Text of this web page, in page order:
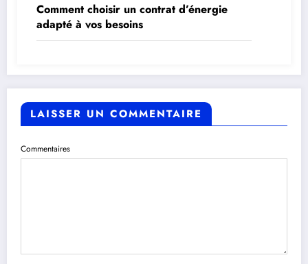
Comment choisir un contrat d’énergie
adapté à vos besoins
LAISSER UN COMMENTAIRE
Commentaires